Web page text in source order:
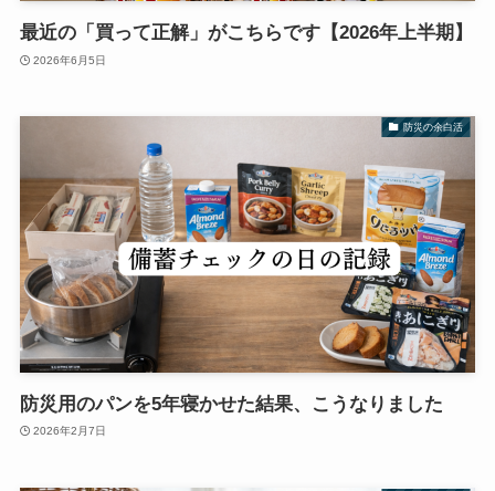
最近の「買って正解」がこちらです【2026年上半期】
2026年6月5日
防災の余白活
防災用のパンを5年寝かせた結果、こうなりました
2026年2月7日